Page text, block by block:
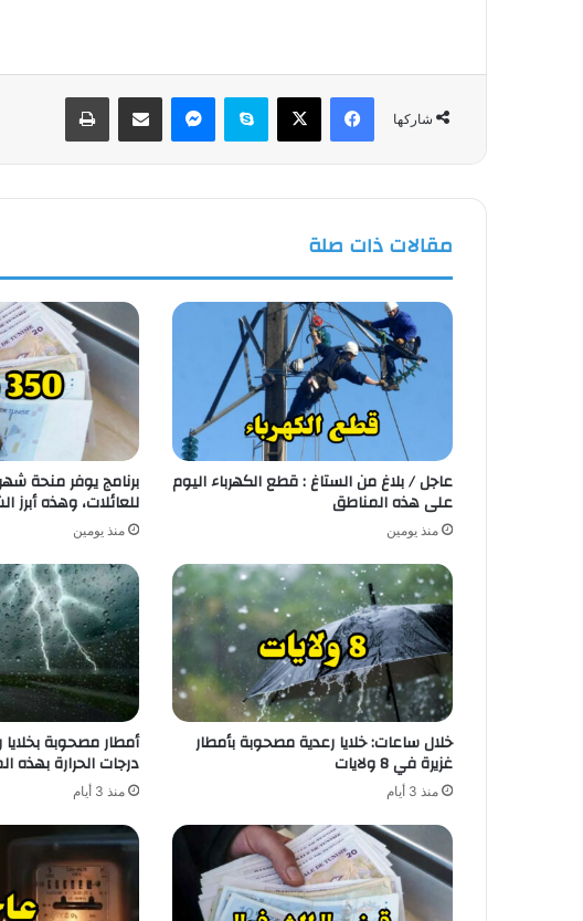
شاركها
فيسبوك سكايب
مقالات ذات صلة
عاجل / بلاغ من الستاغ : قطع الكهرباء اليوم
على هذه المناطق
منذ يومين
للعائلات، وهذه أبرز
منذ يومين
خلال ساعات: خلايا رعدية مصحوبة بأمطار
غزيرة في 8 ولايات
منذ 3 أيام
أمطار مصحوبة
درجات الحرارة بهذه
منذ 3 أيام